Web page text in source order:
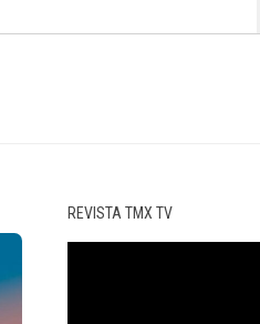
REVISTA TMX TV